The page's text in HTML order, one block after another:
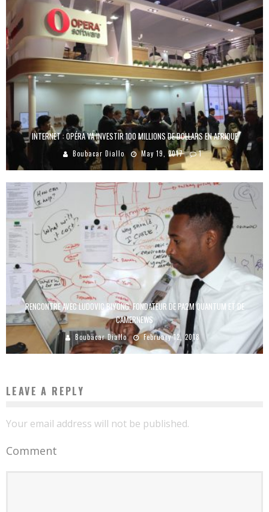
INTERNET : OPÉRA VA INVESTIR 100 MILLIONS DE DOLLARS EN AFRIQUE
Boubacar Diallo May 19, 2017 1
RENCONTRE AVEC LUDOVIC BIYONG, FONDATEUR DE PA2M QUANTUM ET DE
CAMERNEWS
Boubacar Diallo February 12, 2018
LEAVE A REPLY
Your email address will not be published.
Comment